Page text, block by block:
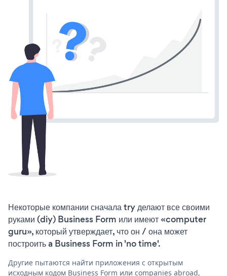
Некоторые компании сначала try делают все своими
руками (diy) Business Form или имеют «computer
guru», который утверждает, что он / она может
построить a Business Form in 'no time'.
Другие пытаются найти приложения с открытым
исходным кодом Business Form или companies abroad,